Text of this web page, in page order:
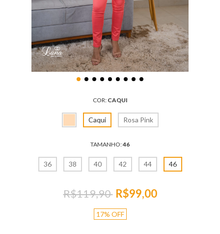
COR: CAQUI
Caqui Rosa Pink
TAMANHO:46
36 38 40 42 44 46
R$119,90 R$99,00
17% OFF